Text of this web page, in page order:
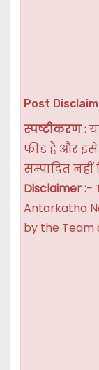
Post
स्पष्टीकरण :
फीड है और इसे
सम्पादित नहीं
Disclaimer :-
Antarkatha
by the Team